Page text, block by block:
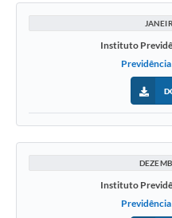
Instituto
Instituto